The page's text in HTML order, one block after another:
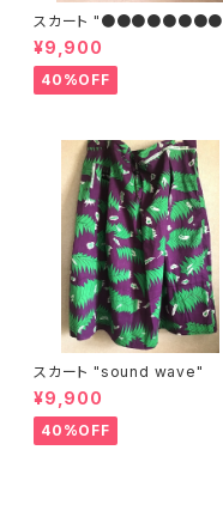
スカート "●●●●●●●●
●"G
¥9,900
40%OFF
スカート "sound wave"
¥9,900
40%OFF